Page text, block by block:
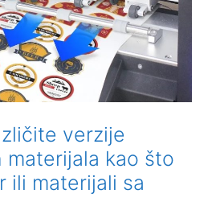
verzije
materijala kao što
ili materijali sa